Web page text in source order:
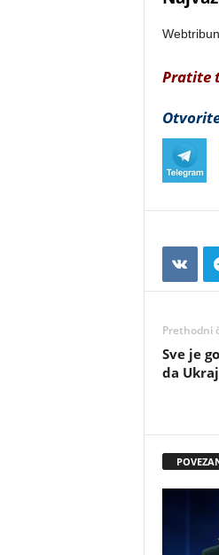
Pratite
Prethodni
Sve je
da